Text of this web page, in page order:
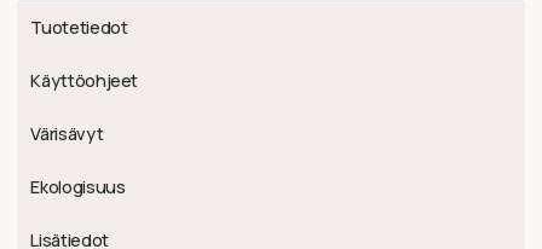
Tuotetiedot
Käyttöohjeet
Värisävyt
Ekologisuus
Lisätiedot